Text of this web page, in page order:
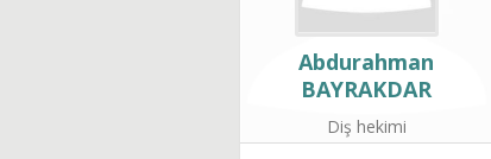
Abdurahman
BAYRAKDAR
Diş hekimi